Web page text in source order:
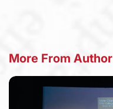
More From Author